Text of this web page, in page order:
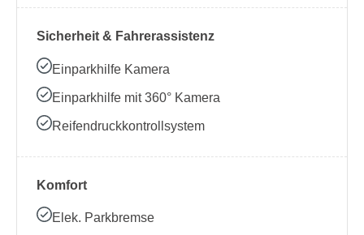
Sicherheit & Fahrerassistenz
Einparkhilfe Kamera
Einparkhilfe mit 360° Kamera
Reifendruckkontrollsystem
Komfort
Elek. Parkbremse